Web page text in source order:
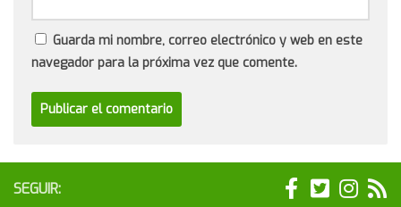
Guarda mi nombre, correo electrónico y web en este
navegador para la próxima vez que comente.
SEGUIR: